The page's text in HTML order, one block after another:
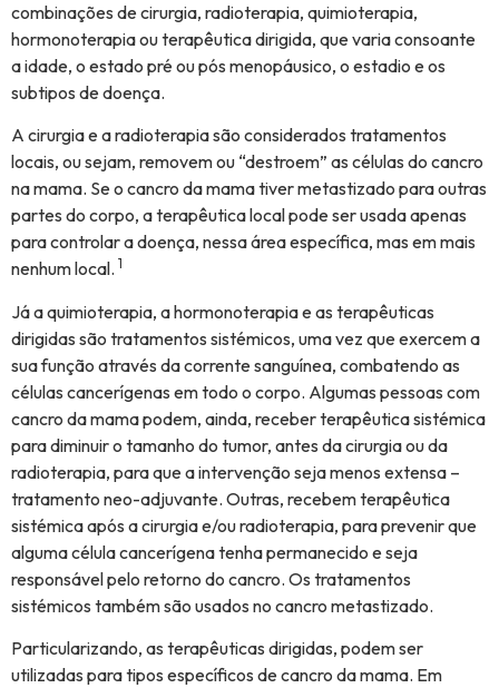
combinações de cirurgia, radioterapia, quimioterapia,
hormonoterapia ou terapêutica dirigida, que varia consoante
a idade, o estado pré ou pós menopáusico, o estadio e os
subtipos de doença.
A cirurgia e a radioterapia são considerados tratamentos
locais, ou sejam, removem ou “destroem” as células do cancro
na mama. Se o cancro da mama tiver metastizado para outras
partes do corpo, a terapêutica local pode ser usada apenas
para controlar a doença, nessa área específica, mas em mais
nenhum local. 1
Já a quimioterapia, a hormonoterapia e as terapêuticas
dirigidas são tratamentos sistémicos, uma vez que exercem a
sua função através da corrente sanguínea, combatendo as
células cancerígenas em todo o corpo. Algumas pessoas com
cancro da mama podem, ainda, receber terapêutica sistémica
para diminuir o tamanho do tumor, antes da cirurgia ou da
radioterapia, para que a intervenção seja menos extensa –
tratamento neo-adjuvante. Outras, recebem terapêutica
sistémica após a cirurgia e/ou radioterapia, para prevenir que
alguma célula cancerígena tenha permanecido e seja
responsável pelo retorno do cancro. Os tratamentos
sistémicos também são usados no cancro metastizado.
Particularizando, as terapêuticas dirigidas, podem ser
utilizadas para tipos específicos de cancro da mama. Em